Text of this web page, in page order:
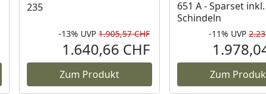
235
Rabatt in Prozent
-13%
Ursprünglicher Preis
UVP 1.905,57 CHF
1.640,66 CHF
Zum Produkt
651 A - Sparset inkl.
Schindeln
-11% UVP
Zum